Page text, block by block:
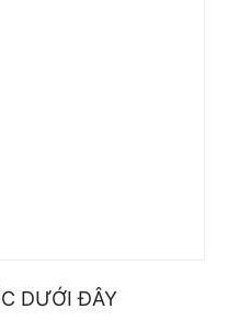
DƯỚI ĐÂY